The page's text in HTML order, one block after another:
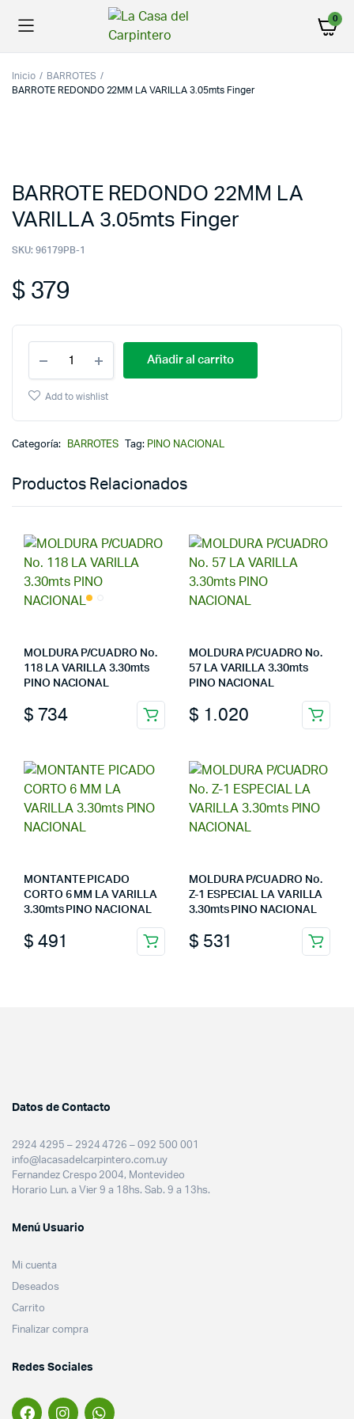
0
Inicio
BARROTES
BARROTE REDONDO 22MM LA VARILLA 3.05mts Finger
BARROTE REDONDO 22MM LA
VARILLA 3.05mts Finger
SKU: 96179PB-1
$379
Añadir al carrito
Add to wishlist
Categoría: BARROTES Tag: PINO NACIONAL
Productos Relacionados
MOLDURA P/CUADRO No.
118 LA VARILLA 3.30mts
PINO NACIONAL
$ 734
MOLDURA P/CUADRO No.
57 LA VARILLA 3.30mts
PINO NACIONAL
$ 1.020
MONTANTE PICADO
CORTO 6 MM LA VARILLA
3.30mts PINO NACIONAL
$ 491
MOLDURA P/CUADRO No.
Z-1 ESPECIAL LA VARILLA
3.30mts PINO NACIONAL
$ 531
Datos de Contacto
2924 4295 – 2924 4726 – 092 500 001
info@lacasadelcarpintero.com.uy
Fernandez Crespo 2004, Montevideo
Horario Lun. a Vier 9 a 18hs. Sab. 9 a 13hs.
Menú Usuario
Mi cuenta
Deseados
Carrito
Finalizar compra
Redes Sociales